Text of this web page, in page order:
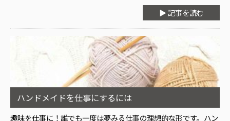
▶ 記事を読む
ハンドメイドを仕事にするには
趣味を仕事に！誰でも一度は夢みる仕事の理想的な形です。ハン